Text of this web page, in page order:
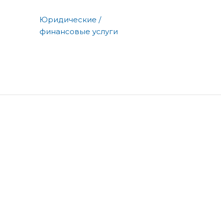
Юридические /
финансовые услуги